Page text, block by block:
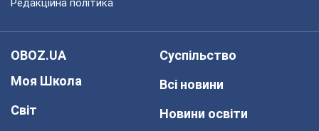
Редакційна політика
OBOZ.UA
Моя Школа
Світ
Суспільство
Всі новини
Новини освіти